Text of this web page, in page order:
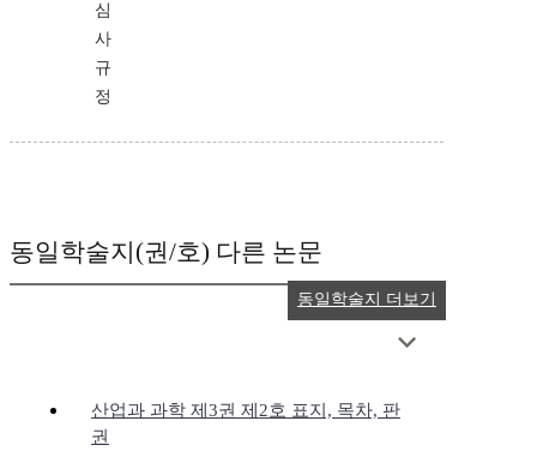
심
사
규
정
동일학술지(권/호) 다른 논문
산업과 과학 제3권 제2호 표지, 목차, 판
권
동일학술지 더보기